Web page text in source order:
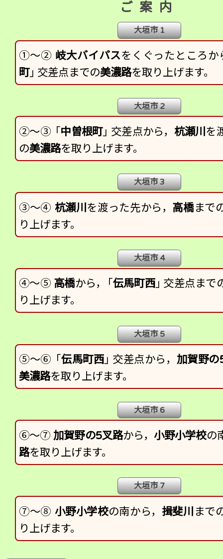
ご案内
大垣市 1
①～② 岐大バイパスをくぐったところか
町」交差点までの美濃路を取り上げます。
大垣市 2
②～③「中曽根町」交差点から， 杭瀬川 を
の美濃路を取り上げます。
大垣市 3
③～④ 杭瀬川 を渡った先から， 高橋まで
り上げます。
大垣市 4
④～⑤ 高橋から， 「 伝馬町西」交差点まで
り上げます。
大垣市 5
⑤～⑥「伝馬町西 」交差点から， 加賀野
美濃路を取り上げます。
大垣市 6
⑥～⑦ 加賀野の5叉路から，小野小学校の
路を取り上げます。
大垣市 7
⑦～⑧ 小野小学校の南から， 揖斐川 まで
り上げます。